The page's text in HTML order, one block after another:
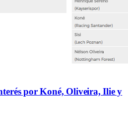
por Koné, Oliveira, Ilie y